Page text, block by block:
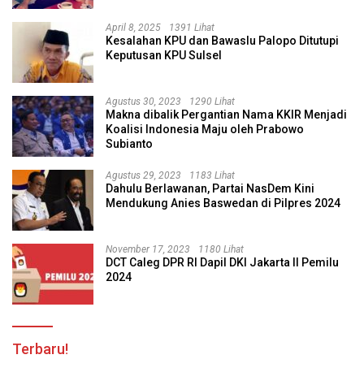
April 8, 2025 1391 Lihat
Kesalahan KPU dan Bawaslu Palopo Ditutupi
Keputusan KPU Sulsel
Agustus 30, 2023 1290 Lihat
Makna dibalik Pergantian Nama KKIR Menjadi
Koalisi Indonesia Maju oleh Prabowo
Subianto
Agustus 29, 2023 1183 Lihat
Dahulu Berlawanan, Partai NasDem Kini
Mendukung Anies Baswedan di Pilpres 2024
November 17, 2023 1180 Lihat
DCT Caleg DPR RI Dapil DKI Jakarta II Pemilu
2024
Terbaru!